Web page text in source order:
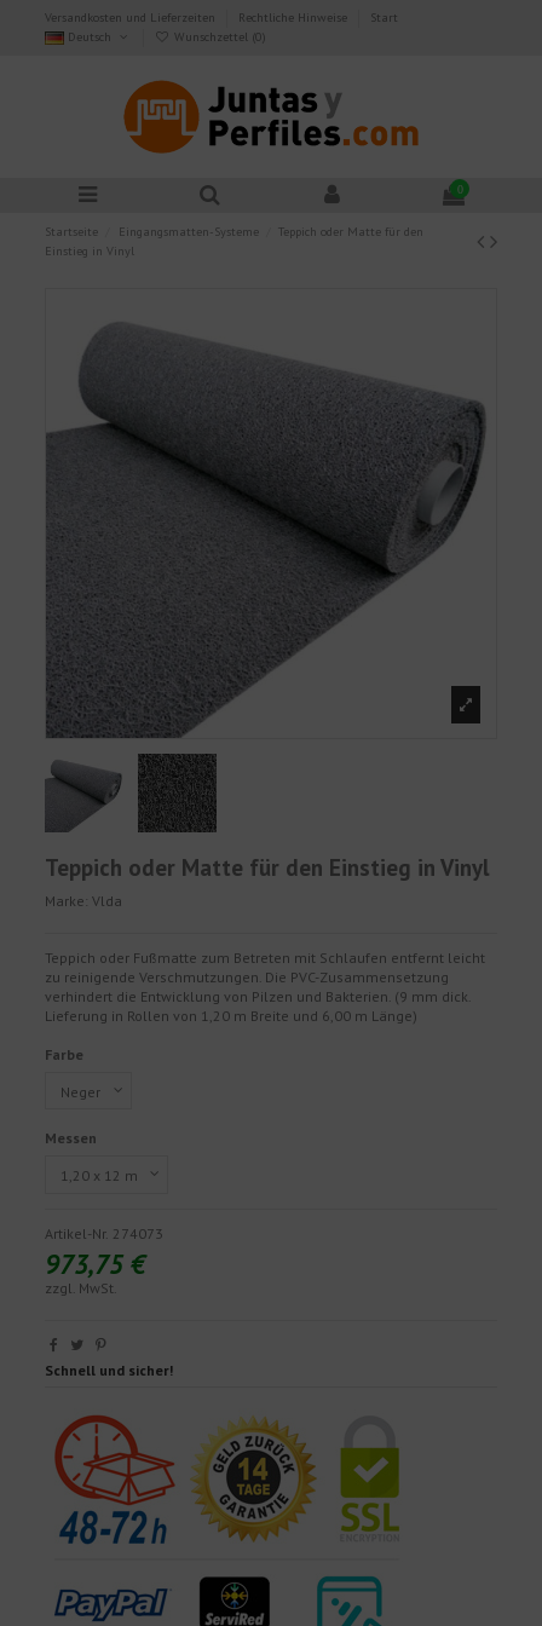
Versandkosten und Lieferzeiten Rechtliche Hinweise
Start
Deutsch
Wunschzettel (0)
0
Startseite Eingangsmatten-Systeme
Teppich oder Matte für den
Einstieg in Vinyl
Teppich oder Matte für den Einstieg in Vinyl
Marke: Vlda
Teppich oder Fußmatte zum Betreten mit Schlaufen entfernt leicht
zu reinigende Verschmutzungen. Die PVC-Zusammensetzung
verhindert die Entwicklung von Pilzen und Bakterien. (9 mm dick.
Lieferung in Rollen von 1,20 m Breite und 6,00 m Länge)
Farbe
Messen
Artikel-Nr. 274073
973,75 €
zzgl. MwSt.
Schnell und sicher!